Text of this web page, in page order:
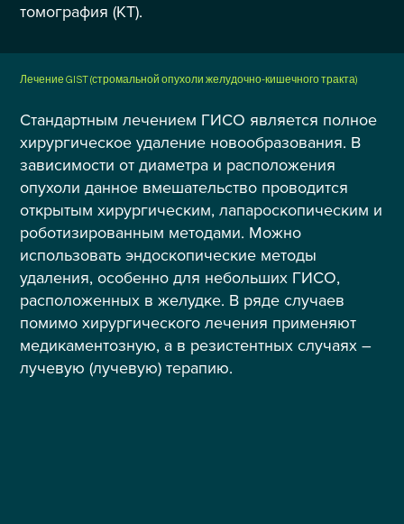
томография (КТ).
Стандартным лечением ГИСО является полное
хирургическое удаление новообразования. В
зависимости от диаметра и расположения
опухоли данное вмешательство проводится
открытым хирургическим, лапароскопическим и
роботизированным методами. Можно
использовать эндоскопические методы
удаления, особенно для небольших ГИСО,
расположенных в желудке. В ряде случаев
помимо хирургического лечения применяют
медикаментозную, а в резистентных случаях –
лучевую (лучевую) терапию.
Лечение GIST (стромальной опухоли желудочно-кишечного тракта)